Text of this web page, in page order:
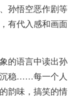
孙悟空恶作剧等
有代入感和画面
的语言中读出孙
沉稳……每一个人
韵味，搞笑的情